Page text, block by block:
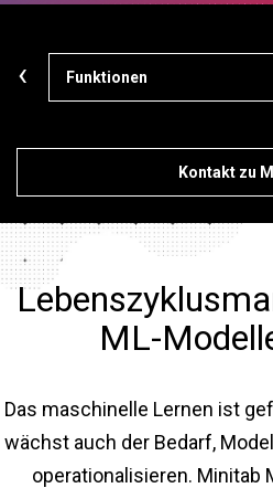
Funktionen
‹
Kontakt zu
ML-
Das maschinelle Lernen ist
wächst auch der Bedarf,
operationalisieren. Minitab